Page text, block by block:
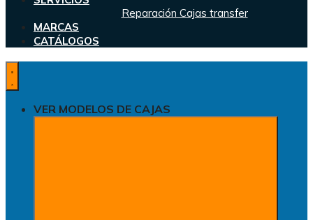
Reparación Cajas transfer
MARCAS
CATÁLOGOS
VER MODELOS DE CAJAS